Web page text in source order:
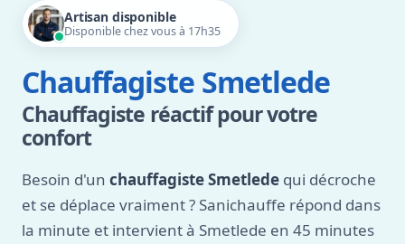
Artisan disponible
Disponible chez vous à 17h35
Chauffagiste Smetlede
Chauffagiste réactif pour votre
confort
Besoin d'un chauffagiste Smetlede qui décroche
et se déplace vraiment ? Sanichauffe répond dans
la minute et intervient à Smetlede en 45 minutes